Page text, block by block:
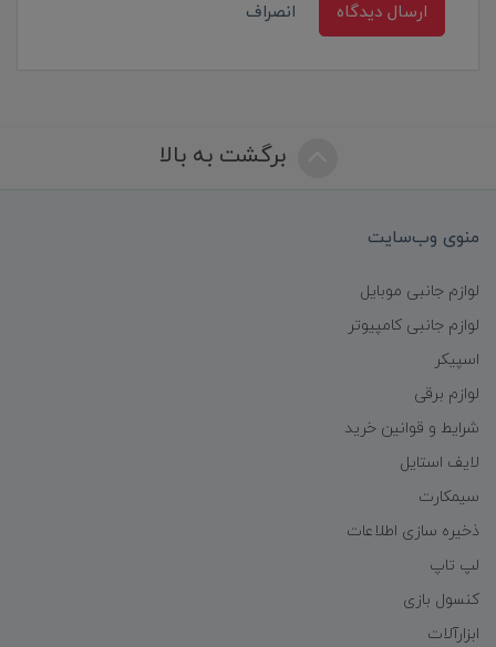
ارسال دیدگاه انصراف
برگشت به بالا
منوی وب‌سایت
لوازم جانبی موبایل
لوازم جانبی کامپیوتر
اسپیکر
لوازم برقی
شرایط و قوانین خرید
لایف استایل
سیمکارت
ذخیره سازی اطلاعات
لپ تاپ
کنسول بازی
ابزارآلات